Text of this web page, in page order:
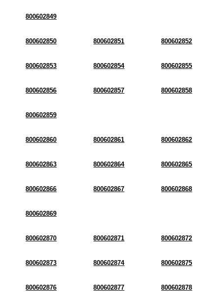
800602849
800602850 800602851 800602852
800602853 800602854 800602855
800602856 800602857 800602858
800602859
800602860 800602861 800602862
800602863 800602864 800602865
800602866 800602867 800602868
800602869
800602870 800602871 800602872
800602873 800602874 800602875
800602876 800602877 800602878